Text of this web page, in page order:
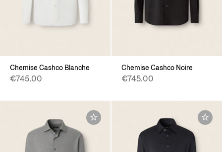
Chemise Cashco Blanche
€745.00
Chemise Cashco Noire
€745.00